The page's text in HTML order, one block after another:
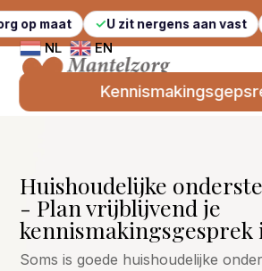
U zit nergens aan vast Altijd
NL EN
Huishoudelijke
- Plan vrijblijvend je
kennismakingsgesprek
Soms is goede huishoudelijke